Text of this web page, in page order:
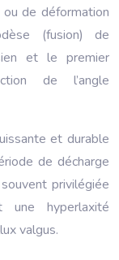
de déformation
(fusion) de
et le premier
de l’angle
et durable
de décharge
privilégiée
une hyperlaxité
valgus.